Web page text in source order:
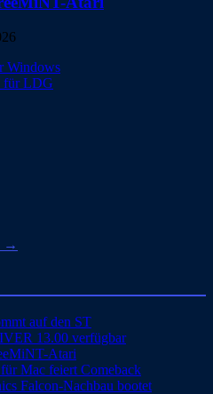
Windows
für LDG
→
auf den ST
13.00 verfügbar
Atari
Mac feiert Comeback
Falcon-Nachbau bootet